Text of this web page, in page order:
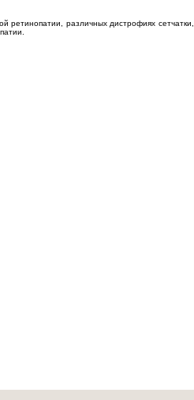
ретинопатии, различных дистрофиях сетчатки,